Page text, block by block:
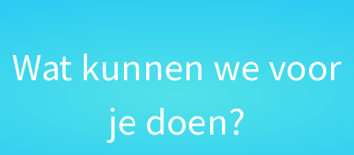
Wat kunnen we voor
je doen?